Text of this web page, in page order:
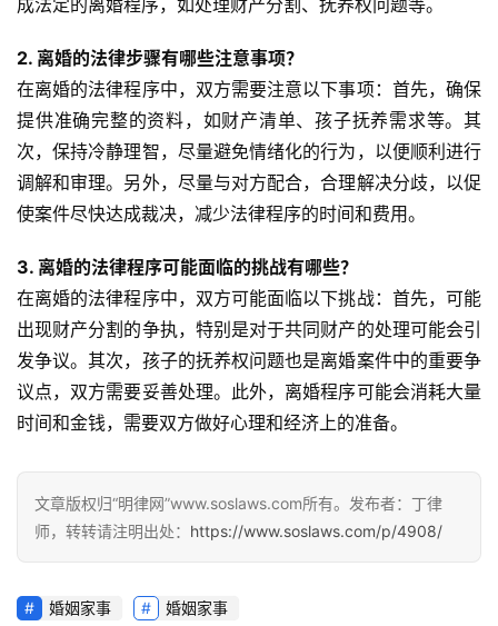
成法定的离婚程序，如处理财产分割、抚养权问题等。
2. 离婚的法律步骤有哪些注意事项？
在离婚的法律程序中，双方需要注意以下事项：首先，确保
提供准确完整的资料，如财产清单、孩子抚养需求等。其
次，保持冷静理智，尽量避免情绪化的行为，以便顺利进行
调解和审理。另外，尽量与对方配合，合理解决分歧，以促
使案件尽快达成裁决，减少法律程序的时间和费用。
3. 离婚的法律程序可能面临的挑战有哪些？
在离婚的法律程序中，双方可能面临以下挑战：首先，可能
出现财产分割的争执，特别是对于共同财产的处理可能会引
发争议。其次，孩子的抚养权问题也是离婚案件中的重要争
议点，双方需要妥善处理。此外，离婚程序可能会消耗大量
时间和金钱，需要双方做好心理和经济上的准备。
文章版权归“明律网”www.soslaws.com所有。发布者：丁律
师，转转请注明出处： https://www.soslaws.com/p/4908/
婚姻家事 婚姻家事